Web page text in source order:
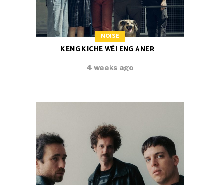
NOISE
KENG KICHE WÉI ENG ANER
4 weeks ago